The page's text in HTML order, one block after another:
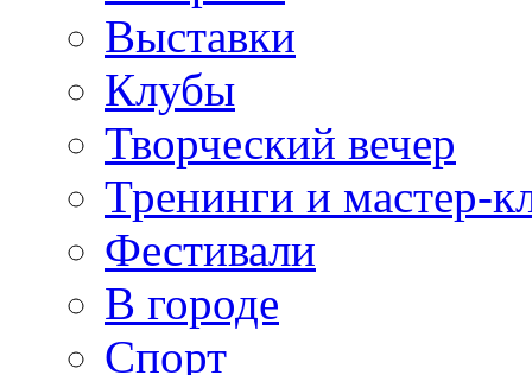
Выставки
Клубы
Творческий вечер
Тренинги и мастер-
Фестивали
В городе
Спорт